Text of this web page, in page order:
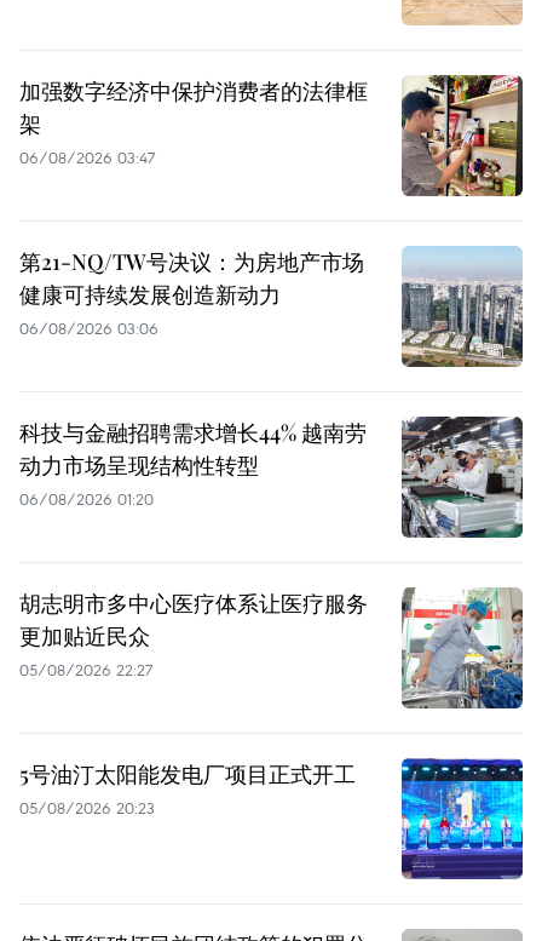
加强数字经济中保护消费者的法律框
架
06/08/2026 03:47
第21-NQ/TW号决议：为房地产市场
健康可持续发展创造新动力
06/08/2026 03:06
科技与金融招聘需求增长44% 越南劳
动力市场呈现结构性转型
06/08/2026 01:20
胡志明市多中心医疗体系让医疗服务
更加贴近民众
05/08/2026 22:27
5号油汀太阳能发电厂项目正式开工
05/08/2026 20:23